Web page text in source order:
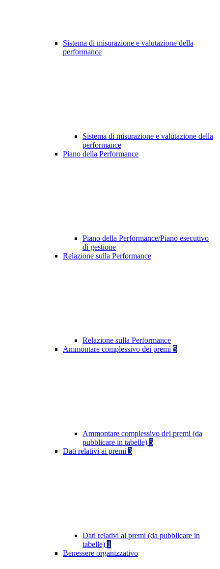
Sistema di misurazione e valutazione della
performance
Sistema di misurazione e valutazione della
performance
Piano della Performance
Piano della Performance/Piano esecutivo
di gestione
Relazione sulla Performance
Relazione sulla Performance
Ammontare complessivo dei premi 5
Ammontare complessivo dei premi (da
pubblicare in tabelle) 5
Dati relativi ai premi 3
Dati relativi ai premi (da pubblicare in
tabelle) 1
Benessere organizzativo